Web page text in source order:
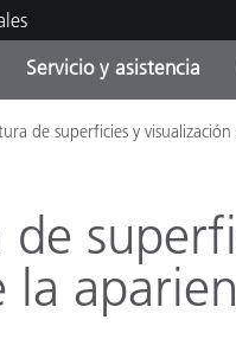
Online
OEM
Servicio y asistencia
Contacte
Top
de superficies y
la